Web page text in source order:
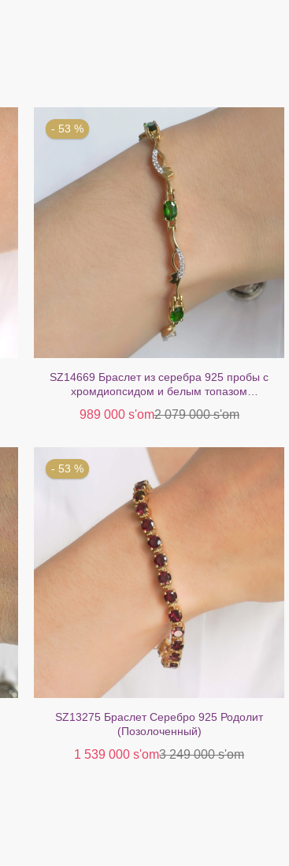
- 53 %
SZ14669 Браслет из серебра 925 пробы с
хромдиопсидом и белым топазом
989 000 s'om2 079 000 s'om
- 53 %
SZ13275 Браслет Серебро 925 Родолит
(Позолоченный)
1 539 000 s'om3 249 000 s'om